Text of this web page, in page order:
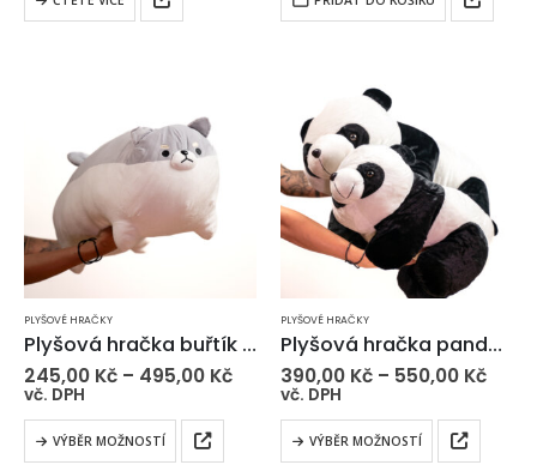
sous-vide představuje
celou rodinu i větší přátelskou
PLYŠOVÉ HRAČKY
Plyšová hračka buřtík EDA
245,00 Kč – 495,00 Kč
vč. DPH
VÝBĚR MOŽNOSTÍ
PLYŠOVÉ HRAČKY
Plyšová hračka panda Eržika
390,00 Kč – 550,00 Kč
vč. DPH
VÝBĚR MOŽNOSTÍ